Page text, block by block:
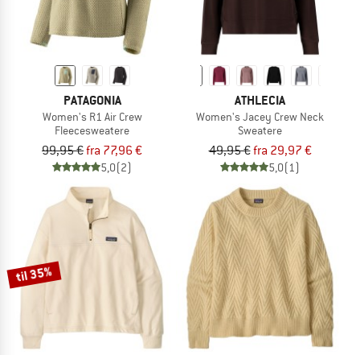
PATAGONIA
Women's R1 Air Crew
Fleecesweatere
99,95 €fra 77,96 €
5,0(2)
ATHLECIA
Women's Jacey Crew Neck
Sweatere
49,95 €fra 29,97 €
5,0(1)
til 35%